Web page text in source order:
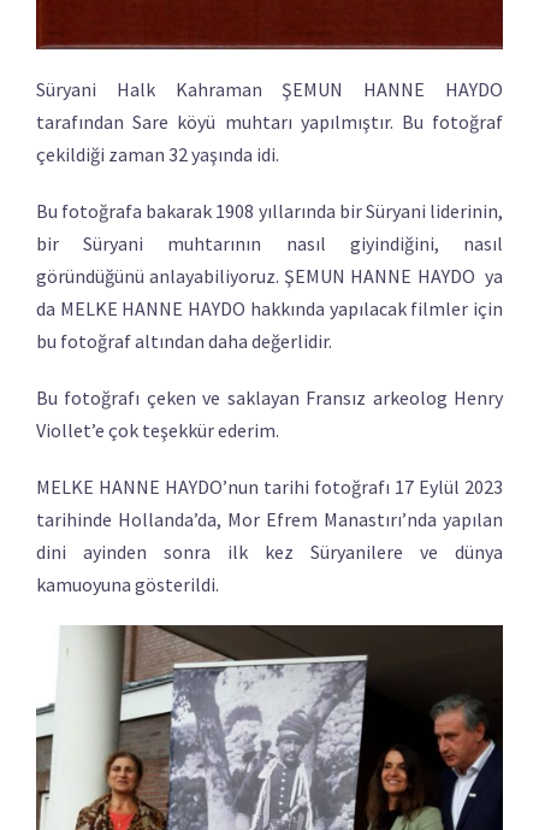
Süryani Halk Kahraman ŞEMUN HANNE HAYDO
tarafından Sare köyü muhtarı yapılmıştır. Bu fotoğraf
çekildiği zaman 32 yaşında idi.
Bu fotoğrafa bakarak 1908 yıllarında bir Süryani liderinin,
bir Süryani muhtarının nasıl giyindiğini, nasıl
göründüğünü anlayabiliyoruz. ŞEMUN HANNE HAYDO ya
da MELKE HANNE HAYDO hakkında yapılacak filmler için
bu fotoğraf altından daha değerlidir.
Bu fotoğrafı çeken ve saklayan Fransız arkeolog Henry
Viollet’e çok teşekkür ederim.
MELKE HANNE HAYDO’nun tarihi fotoğrafı 17 Eylül 2023
tarihinde Hollanda’da, Mor Efrem Manastırı’nda yapılan
dini ayinden sonra ilk kez Süryanilere ve dünya
kamuoyuna gösterildi.